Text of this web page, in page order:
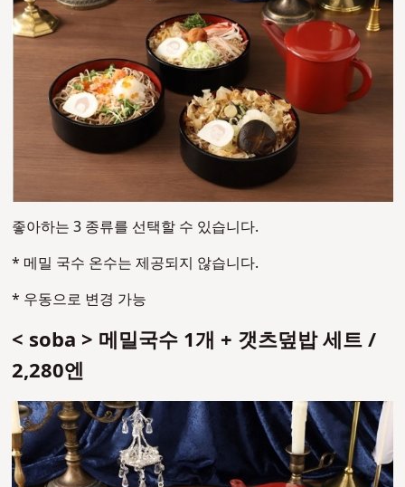
좋아하는 3 종류를 선택할 수 있습니다.
* 메밀 국수 온수는 제공되지 않습니다.
* 우동으로 변경 가능
< soba > 메밀국수 1개 + 갯츠덮밥 세트 /
2,280엔